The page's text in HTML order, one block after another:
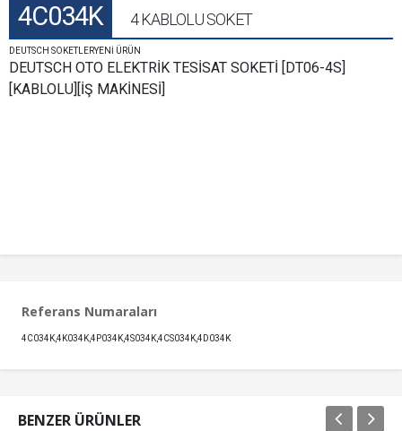
4C034K 4 KABLOLU SOKET
DEUTSCH SOKETLERYENİ ÜRÜN
DEUTSCH OTO ELEKTRİK TESİSAT SOKETİ [DT06-4S]
[KABLOLU][İŞ MAKİNESİ]
Referans Numaraları
4C034K,4K034K,4P034K,4S034K,4CS034K,4D034K
BENZER ÜRÜNLER